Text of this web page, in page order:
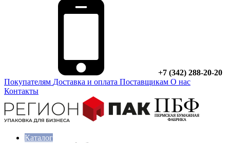
+7 (342) 288-20-20
Покупателям Доставка и оплата Поставщикам О нас
Контакты
Каталог